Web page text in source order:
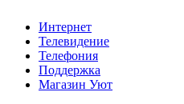
Интернет
Телевидение
Телефония
Поддержка
Магазин Уют